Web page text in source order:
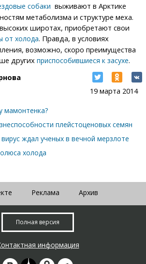
собаки выживают в Арктике
метаболизма и структуре меха.
широтах, приобретают свои
от холода. Правда, в условиях
возможно, скоро преимущества
других приспособившиеся к засухе.
19 марта 2014
мамонтенка?
плейстоценовых семян
ждал ученых в вечной мерзлоте
холода
Реклама Архив
Полная версия
информация